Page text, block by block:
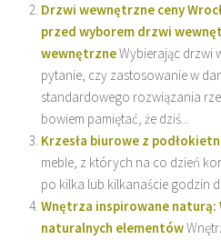
Drzwi wewnętrzne ceny
przed wyborem drzwi
wewnętrzneWybierając drzwi
pytanie, czy zastosowanie w
standardowego rozwiązania
bowiem pamiętać, że dziś...
Krzesła biurowe z
meble, z których na co dzień
po kilka lub kilkanaście godzin
Wnętrza inspirowane naturą:
naturalnych elementów